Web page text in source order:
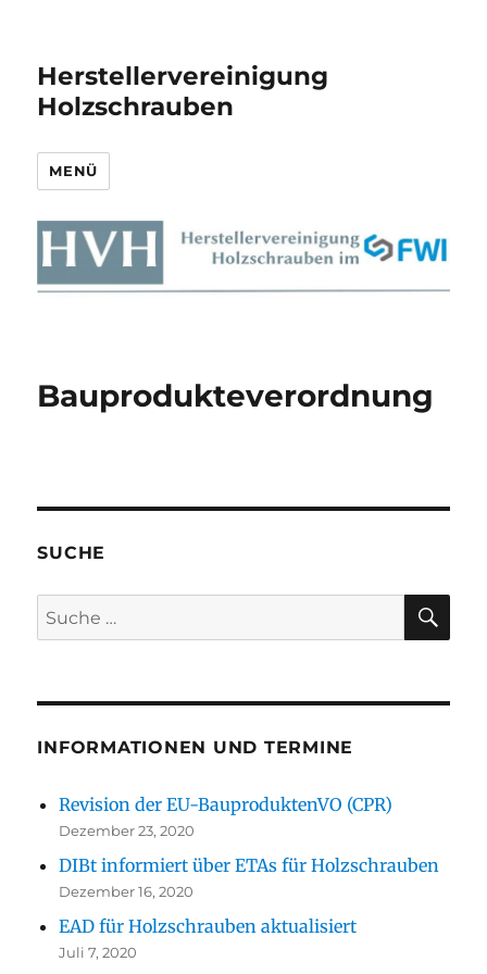
Herstellervereinigung
Holzschrauben
MENÜ
Bauprodukteverordnung
SUCHE
Suche
nach:
INFORMATIONEN UND TERMINE
Revision der EU-BauproduktenVO (CPR)
Dezember 23, 2020
DIBt informiert über ETAs für Holzschrauben
Dezember 16, 2020
EAD für Holzschrauben aktualisiert
Juli 7, 2020